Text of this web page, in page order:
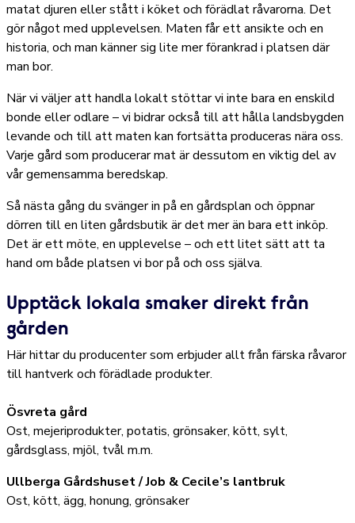
matat djuren eller stått i köket och förädlat råvarorna. Det
gör något med upplevelsen. Maten får ett ansikte och en
historia, och man känner sig lite mer förankrad i platsen där
man bor.
När vi väljer att handla lokalt stöttar vi inte bara en enskild
bonde eller odlare – vi bidrar också till att hålla landsbygden
levande och till att maten kan fortsätta produceras nära oss.
Varje gård som producerar mat är dessutom en viktig del av
vår gemensamma beredskap.
Så nästa gång du svänger in på en gårdsplan och öppnar
dörren till en liten gårdsbutik är det mer än bara ett inköp.
Det är ett möte, en upplevelse – och ett litet sätt att ta
hand om både platsen vi bor på och oss själva.
Upptäck lokala smaker direkt från
gården
Här hittar du producenter som erbjuder allt från färska råvaror
till hantverk och förädlade produkter.
Ösvreta gård
Ost, mejeriprodukter, potatis, grönsaker, kött, sylt,
gårdsglass, mjöl, tvål m.m.
Ullberga Gårdshuset / Job & Cecile’s lantbruk
Ost, kött, ägg, honung, grönsaker